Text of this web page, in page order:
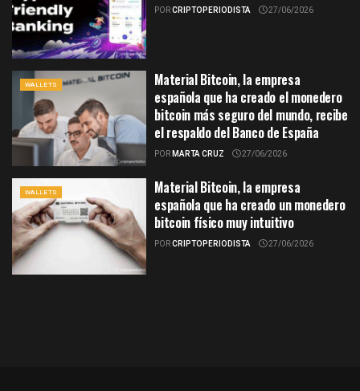
PORCRIPTOPERIODISTA 27/06/2026
WALLETS
Material Bitcoin, la empresa
española que ha creado el monedero
bitcoin más seguro del mundo, recibe
el respaldo del Banco de España
PORMARTA CRUZ 27/06/2026
WALLETS
Material Bitcoin, la empresa
española que ha creado un monedero
bitcoin físico muy intuitivo
PORCRIPTOPERIODISTA 27/06/2026